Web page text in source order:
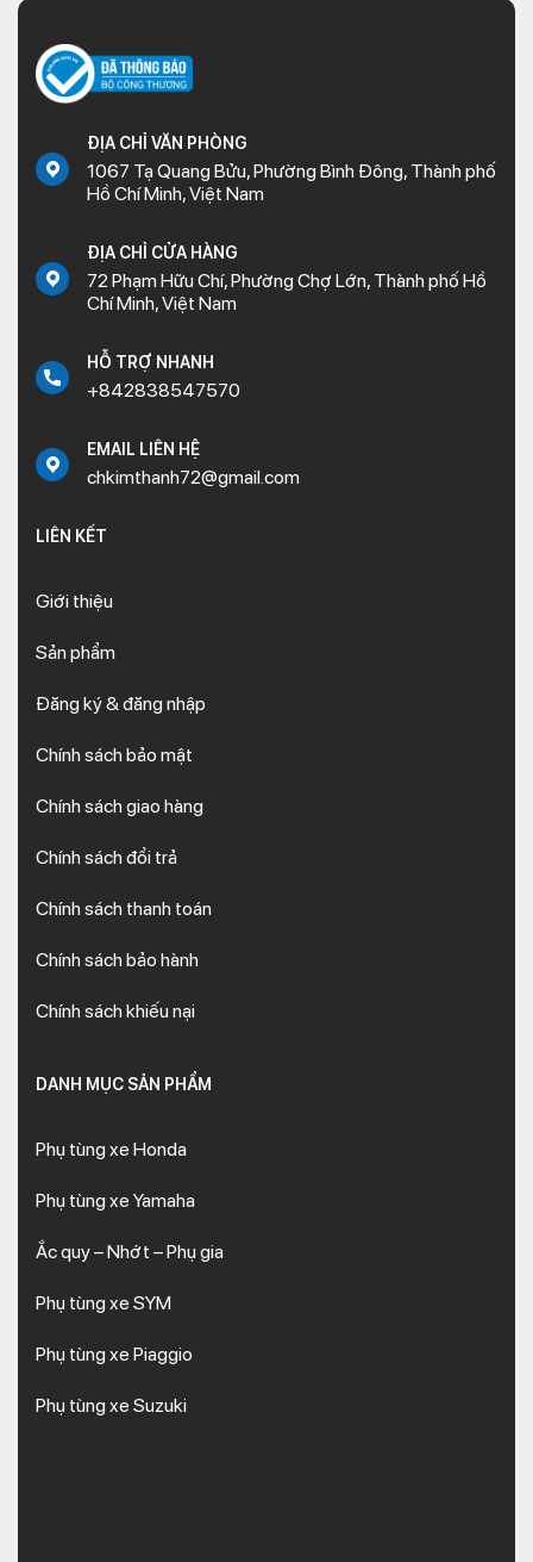
ĐỊA CHỈ VĂN PHÒNG
1067 Tạ Quang Bửu, Phường Bình Đông, Thành phố
Hồ Chí Minh, Việt Nam
ĐỊA CHỈ CỬA HÀNG
72 Phạm Hữu Chí, Phường Chợ Lớn, Thành phố Hồ
Chí Minh, Việt Nam
HỖ TRỢ NHANH
+842838547570
EMAIL LIÊN HỆ
chkimthanh72@gmail.com
LIÊN KẾT
Giới thiệu
Sản phẩm
Đăng ký & đăng nhập
Chính sách bảo mật
Chính sách giao hàng
Chính sách đổi trả
Chính sách thanh toán
Chính sách bảo hành
Chính sách khiếu nại
DANH MỤC SẢN PHẨM
Phụ tùng xe Honda
Phụ tùng xe Yamaha
Ắc quy – Nhớt – Phụ gia
Phụ tùng xe SYM
Phụ tùng xe Piaggio
Phụ tùng xe Suzuki